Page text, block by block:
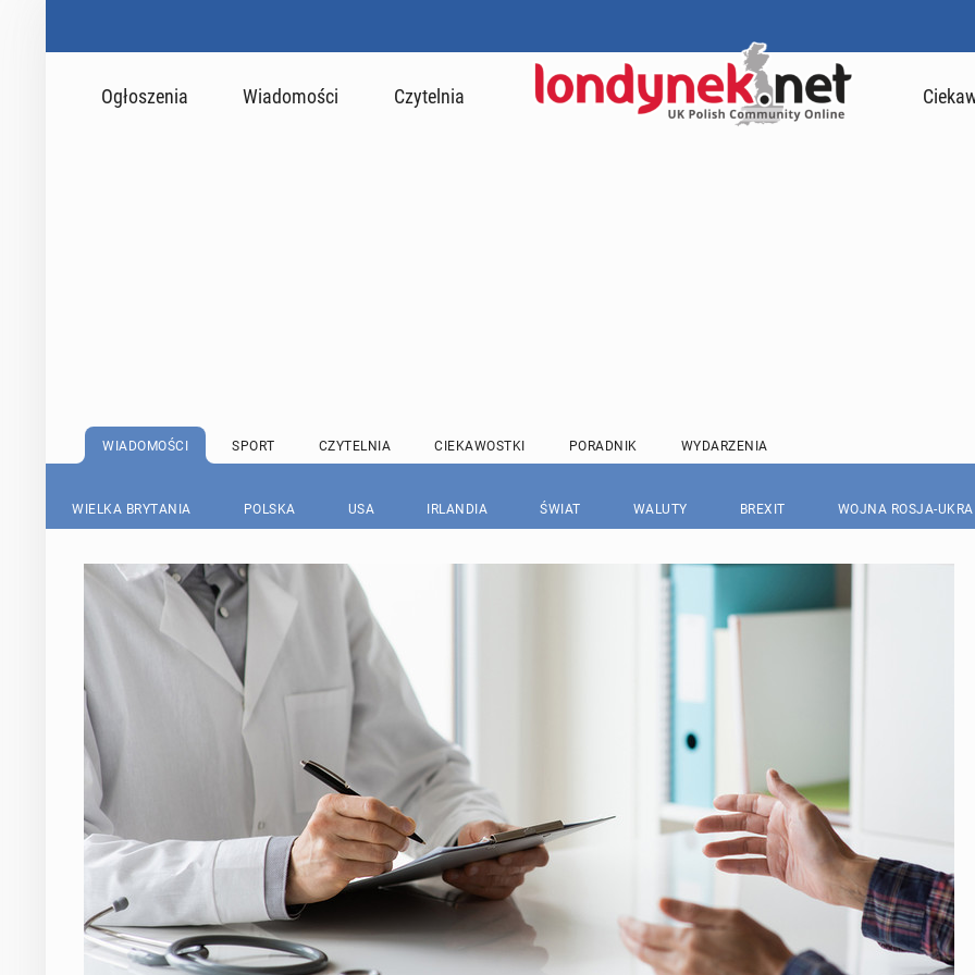
Ogłoszenia Wiadomości Czytelnia
WIADOMOŚCI SPORT CZYTELNIA CIEKAWOSTKI PORADNIK WYDARZENIA
WIELKA BRYTANIA POLSKA USA IRLANDIA ŚWIAT WALUTY BREXIT WOJNA ROSJA-